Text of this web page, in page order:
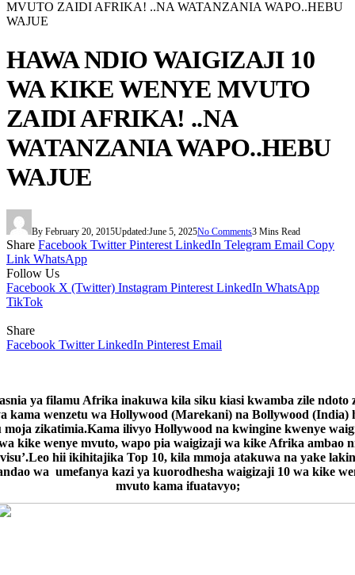
MVUTO ZAIDI AFRIKA! ..NA WATANZANIA WAPO..HEBU
WAJUE
HAWA NDIO WAIGIZAJI 10
WA KIKE WENYE MVUTO
ZAIDI AFRIKA! ..NA
WATANZANIA WAPO..HEBU
WAJUE
By February 20, 2015Updated:June 5, 2025No Comments3 Mins Read
Share Facebook Twitter Pinterest LinkedIn Telegram Email Copy
Link WhatsApp
Follow Us
Facebook X (Twitter) Instagram Pinterest LinkedIn WhatsApp
TikTok
Share
Facebook Twitter LinkedIn Pinterest Email
ya filamu Afrika inakuwa kila siku kiasi kwamba zile ndoto
kama wenzetu wa Hollywood (Marekani) na Bollywood (India)
moja zikatimia.Kama ilivyo Hollywood na kwingine kwenye
kike wenye mvuto, wapo pia waigizaji wa kike Afrika ambao
hii ikihitajika Top 10, kila mmoja atakuwa na yake
wa umefanya kazi ya kuorodhesha waigizaji 10 wa kike
mvuto kama ifuatavyo;